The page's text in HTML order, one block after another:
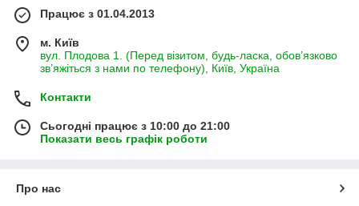
Працює з 01.04.2013
м. Київ
вул. Плодова 1. (Перед візитом, будь-ласка, обов’язково
зв’яжіться з нами по телефону), Київ, Україна
Контакти
Сьогодні працює з 10:00 до 21:00
Показати весь графік роботи
Про нас